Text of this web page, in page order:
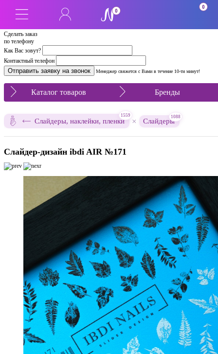
Сделать заказ
по телефону
Как Вас зовут?
Контактный телефон
Менеджер свяжется с Вами в течение 10-ти минут!
0
0
Каталог товаров Бренды
Слайдеры, наклейки, пленки
1559
× Слайдеры
1088
Слайдер-дизайн ibdi AIR №171